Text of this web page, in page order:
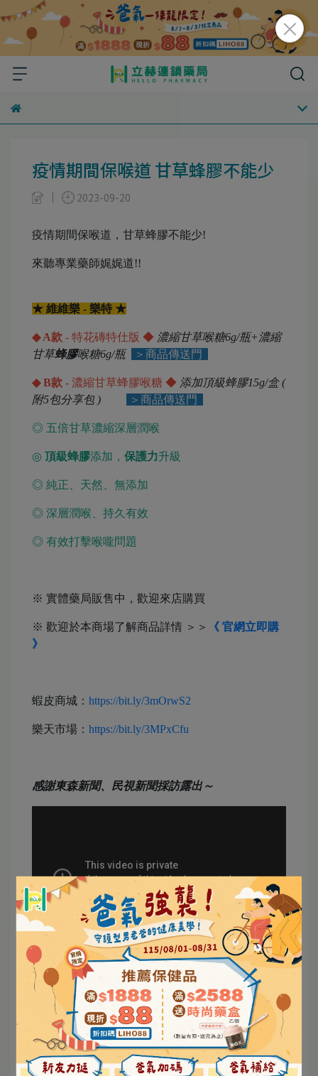
疫情期間保喉道 甘草蜂膠不能少
2023-09-20
疫情期間保喉道，甘草蜂膠不能少!
來聽專業藥師娓娓道!!
★ 維維樂 - 樂特 ★
◆ A款 - 特花磚特仕版 ◆ 濃縮甘草喉糖6g/瓶+濃縮
甘草蜂膠喉糖6g/瓶 ＞商品傳送門
◆ B款 - 濃縮甘草蜂膠喉糖 ◆ 添加頂級蜂膠15g/盒 (
附5包分享包 )
＞商品傳送門
◎ 五倍甘草濃縮深層潤喉
◎ 頂級蜂膠添加， 保護力升級
◎ 純正、天然、無添加
◎ 深層潤喉、持久有效
◎ 有效打擊喉嚨問題
※ 實體藥局販售中，歡迎來店購買
※ 歡迎於本商場了解商品詳情 ＞＞
《 官網立即購
》
蝦皮商城： https://bit.ly/3mOrwS2
樂天市場： https://bit.ly/3MPxCfu
感謝東森新聞、民視新聞採訪露出～